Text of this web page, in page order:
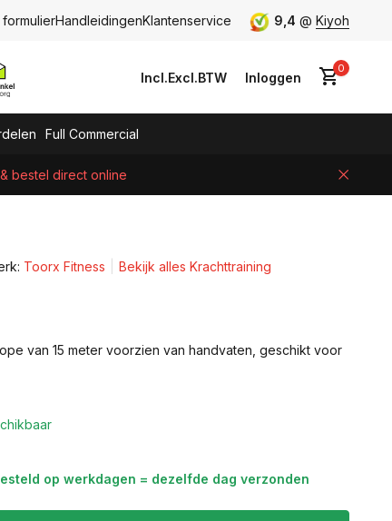
HandleidingenKlantenservice 9,4 @ Kiyoh
Incl.Excl.BTW Inloggen
0
Full Commercial
bestel direct online
Toorx Fitness Bekijk alles Krachttraining
van 15 meter voorzien van handvaten, geschikt voor
op werkdagen = dezelfde dag verzonden